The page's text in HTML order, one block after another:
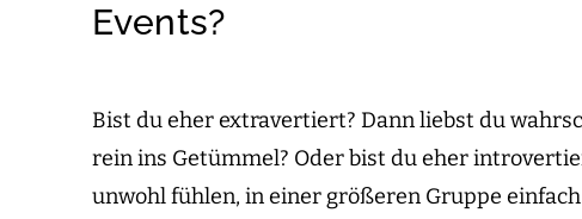
Events?
Bist du eher extravertiert? Dann liebst du
rein ins Getümmel? Oder bist du eher
unwohl fühlen, in einer größeren Gruppe